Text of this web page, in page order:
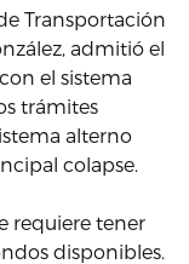
Transportación
admitió el
el sistema
trámites
alterno
colapse.
requiere tener
disponibles.